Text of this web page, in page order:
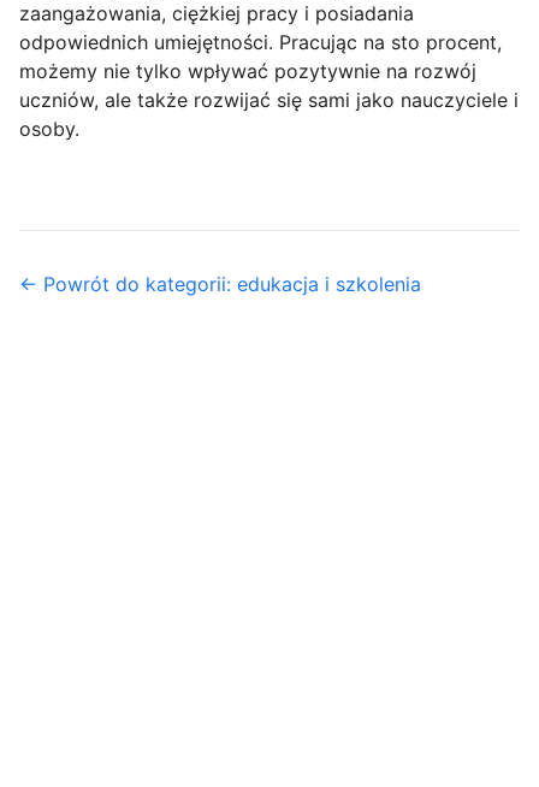
zaangażowania, ciężkiej pracy i posiadania
odpowiednich umiejętności. Pracując na sto procent,
możemy nie tylko wpływać pozytywnie na rozwój
uczniów, ale także rozwijać się sami jako nauczyciele i
osoby.
← Powrót do kategorii: edukacja i szkolenia